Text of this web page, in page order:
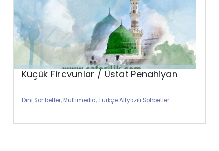
Küçük Firavunlar / Üstat Penahiyan
Dini Sohbetler, Multimedia,Türkçe Altyazılı Sohbetler